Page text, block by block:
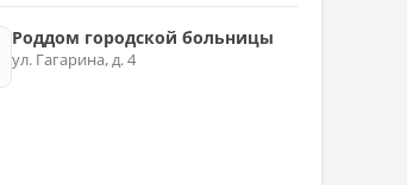
Роддом городской больницы
ул. Гагарина, д. 4